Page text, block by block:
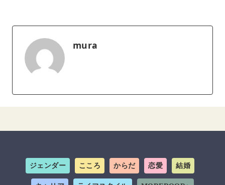
mura
ジェンダー こころ からだ 恋愛 結婚